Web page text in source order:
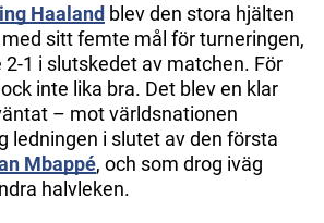
Haaland blev den stora hjälten
sitt femte mål för turneringen,
2-1 i slutskedet av matchen. För
inte lika bra. Det blev en klar
– mot världsnationen
ledningen i slutet av den första
Mbappé, och som drog iväg
halvleken.